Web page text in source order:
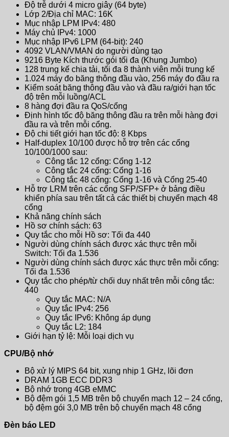
Độ trễ dưới 4 micro giây (64 byte)
Lớp 2/Địa chỉ MAC: 16K
Mục nhập LPM IPv4: 480
Máy chủ IPv4: 1000
Mục nhập IPv6 LPM (64-bit): 240
4092 VLAN/VMAN do người dùng tạo
9216 Byte Kích thước gói tối đa (Khung Jumbo)
128 trung kế chia tải, tối đa 8 thành viên mỗi trung kế
1.024 máy đo băng thông đầu vào, 256 máy đo đầu ra
Kiểm soát băng thông đầu vào và đầu ra/giới hạn tốc
độ trên mỗi luồng/ACL
8 hàng đợi đầu ra QoS/cổng
Định hình tốc độ băng thông đầu ra trên mỗi hàng đợi
đầu ra và trên mỗi cổng.
Độ chi tiết giới hạn tốc độ: 8 Kbps
Half-duplex 10/100 được hỗ trợ trên các cổng
10/100/1000 sau:
Công tắc 12 cổng: Cổng 1-12
Công tắc 24 cổng: Cổng 1-16
Công tắc 48 cổng: Cổng 1-16 và Cổng 25-40
Hỗ trợ LRM trên các cổng SFP/SFP+ ở bảng điều
khiển phía sau trên tất cả các thiết bị chuyển mạch 48
cổng
Khả năng chính sách
Hồ sơ chính sách: 63
Quy tắc cho mỗi Hồ sơ: Tối đa 440
Người dùng chính sách được xác thực trên mỗi
Switch: Tối đa 1.536
Người dùng chính sách được xác thực trên mỗi cổng:
Tối đa 1.536
Quy tắc cho phép/từ chối duy nhất trên mỗi công tắc:
440
Quy tắc MAC: N/A
Quy tắc IPv4: 256
Quy tắc IPv6: Không áp dụng
Quy tắc L2: 184
Giới hạn tỷ lệ: Mỗi loại dịch vụ
CPU/Bộ nhớ
Bộ xử lý MIPS 64 bit, xung nhịp 1 GHz, lõi đơn
DRAM 1GB ECC DDR3
Bộ nhớ trong 4GB eMMC
Bộ đệm gói 1,5 MB trên bộ chuyển mạch 12 – 24 cổng,
bộ đệm gói 3,0 MB trên bộ chuyển mạch 48 cổng
Đèn báo LED